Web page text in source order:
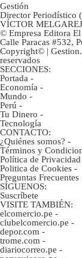
Gestión
Director Periodístico
VÍCTOR
© Empresa Editora
Calle Paracas #532,
Copyright© |
reservados
SECCIONES:
Portada -
Economía -
Mundo -
Perú -
Tu Dinero -
Tecnología
CONTACTO:
¿Quiénes somos? -
Términos y
Política de Privacidad
Politica de Cookies -
Preguntas Frecuentes
SÍGUENOS:
Suscríbete
VISITE TAMBIÉN:
elcomercio.pe -
clubelcomercio.pe -
depor.com -
trome.com -
diariocorreo.pe -